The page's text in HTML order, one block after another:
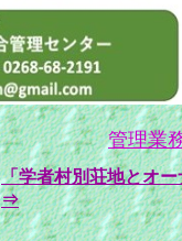
管理業
「学者村別荘地とオ
⇒